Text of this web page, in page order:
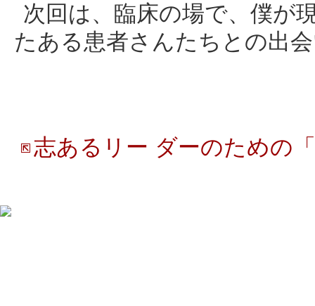
次回は、臨床の場で、僕が
たある患者さんたちとの出
志あるリー ダーのための